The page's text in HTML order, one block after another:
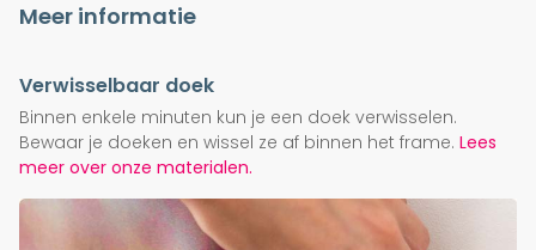
Meer informatie
Verwisselbaar doek
Binnen enkele minuten kun je een doek verwisselen.
Bewaar je doeken en wissel ze af binnen het frame. Lees
meer over onze materialen.